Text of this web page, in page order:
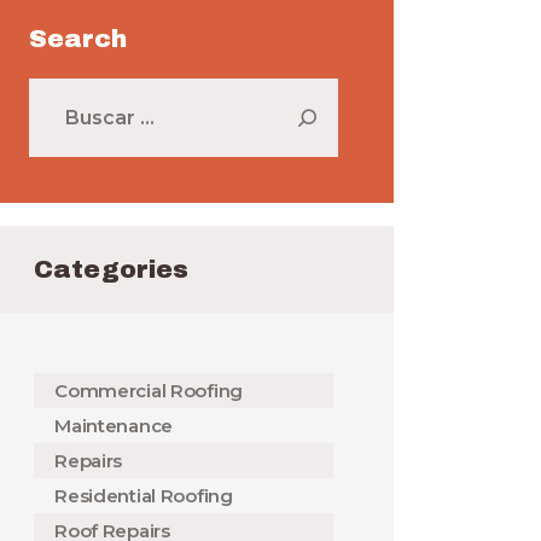
Search
Categories
Commercial Roofing
Maintenance
Repairs
Residential Roofing
Roof Repairs